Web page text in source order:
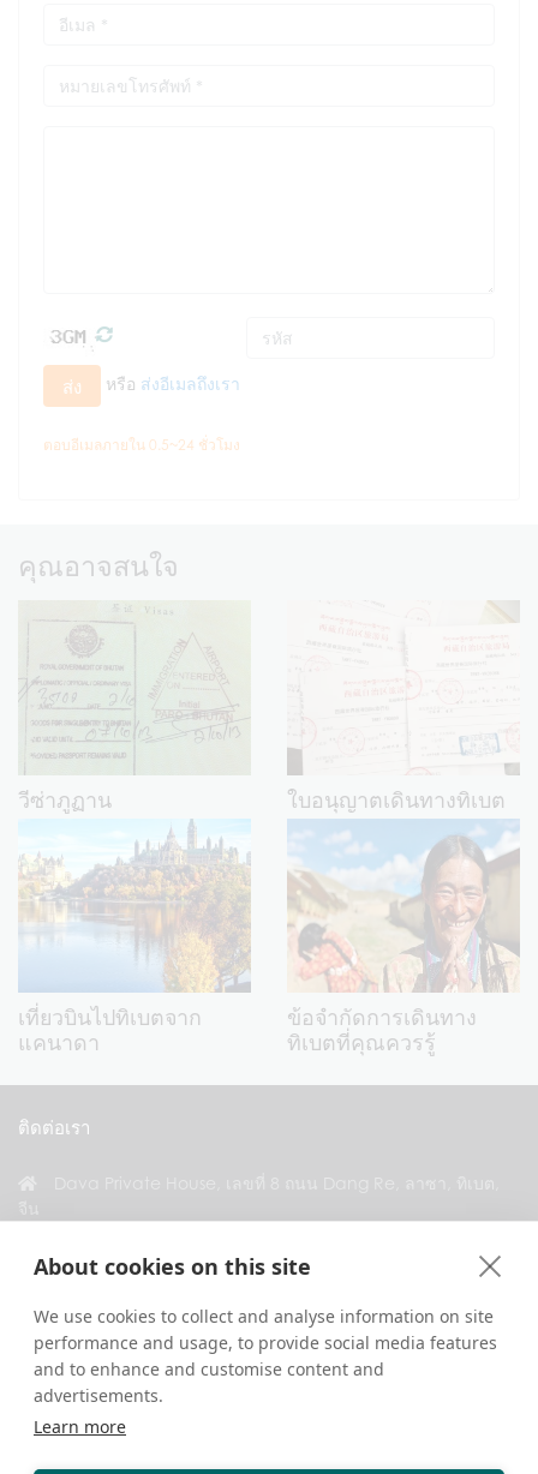
About cookies on this site
We use cookies to collect and analyse information on site
performance and usage, to provide social media features
and to enhance and customise content and
advertisements.
Learn more
ส่ง หรือ ส่งอีเมลถึงเรา
ตอบอีเมลภายใน 0.5~24 ชั่วโมง
คุณอาจสนใจ
วีซ่าภูฏาน ใบอนุญาตเดินทางทิเบต
เที่ยวบินไปทิเบตจาก
แคนาดา
ข้อจำกัดการเดินทาง
ทิเบตที่คุณควรรู้
ติดต่อเรา
เชื่อมต่อกับเรา